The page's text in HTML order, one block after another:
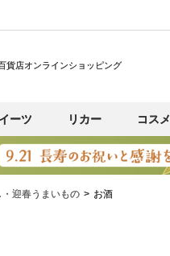
貨店オンラインショッピング
ーツ リカー コスメ
・迎春うまいもの お酒